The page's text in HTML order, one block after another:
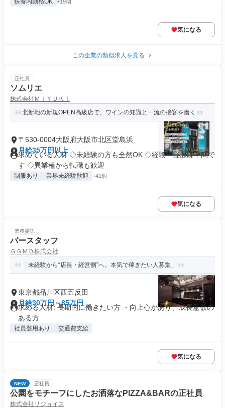
扶養内勤務OK +19個
気になる
この企業の類似求人を見る
正社員
ソムリエ
株式会社ＭＩＹＵＫＩ
北新地の新規OPEN高級店で、ワインの知識と一流の接客を磨く
〒530-0004大阪府大阪市北区堂島浜
月給35万円以上
求めている人材 ◇未経験の方も全然OK ◇経験・経歴は不問で
す ◇異業種から転職も歓迎
制服あり 業界未経験歓迎 +41個
気になる
業務委託
バースタッフ
ＧＧＭＤ株式会社
「未経験から“店長・経営側”へ。本気で稼ぎたい人募集」
東京都品川区西五反田
月給30万円～85万円
求める人材: 長期的に働きたい方 ・向上心があり、成長意欲の
ある方
社員登用あり 交通費支給
気になる
NEW 正社員
公園をモチーフにしたお洒落なPIZZA&BARの正社員
株式会社リジョイス